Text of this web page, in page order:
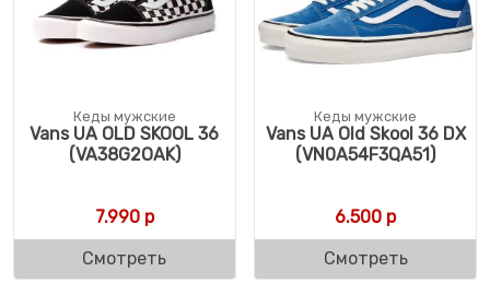
Кеды мужские
Vans UA OLD SKOOL 36
(VA38G2OAK)
7.990р
Смотреть
Кеды мужские
Vans UA Old Skool 36 DX
(VN0A54F3QA51)
6.500 р
Смотреть